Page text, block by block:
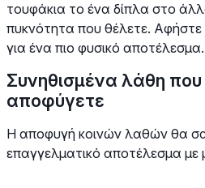
τουφάκια το ένα δίπλα στο
πυκνότητα που θέλετε. Αφήστε
για ένα πιο φυσικό αποτέλεσμα.
Συνηθισμένα λάθη
αποφύγετε
Η αποφυγή κοινών λαθών θα
επαγγελματικό αποτέλεσμα με